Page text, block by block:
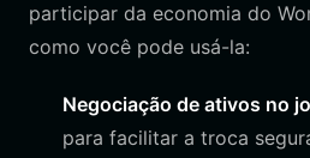
participar da economia do
como você pode usá-la:
Negociação de ativos no
para facilitar a troca